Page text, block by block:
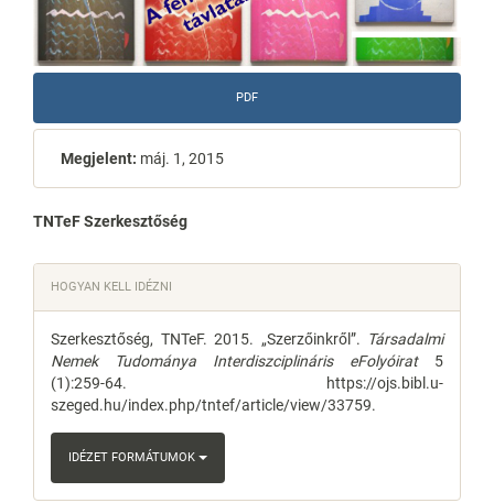
PDF
Megjelent: máj. 1, 2015
Main
Article
Content
TNTeF Szerkesztőség
Article
Details
HOGYAN KELL IDÉZNI
Szerkesztőség, TNTeF. 2015. „Szerzőinkről”. Társadalmi
Nemek Tudománya Interdiszciplináris eFolyóirat5
(1):259-64. https://ojs.bibl.u-
szeged.hu/index.php/tntef/article/view/33759.
IDÉZET FORMÁTUMOK